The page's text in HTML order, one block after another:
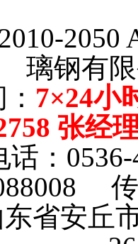
2050
璃钢有
7×24小
张
：
传
省安丘